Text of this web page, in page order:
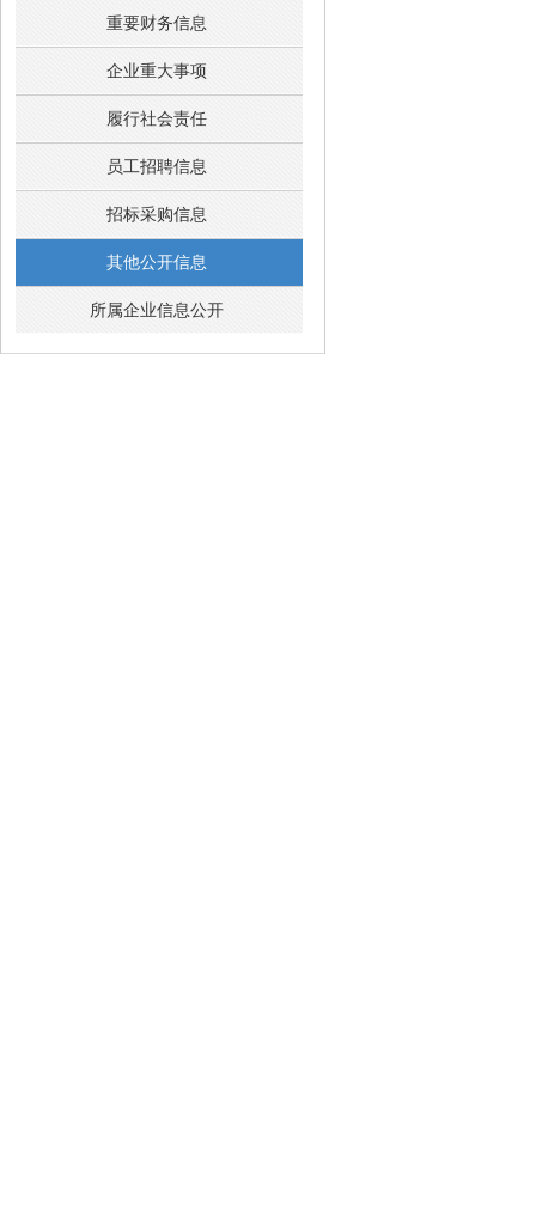
重要财务信息
企业重大事项
履行社会责任
员工招聘信息
招标采购信息
其他公开信息
所属企业信息公开